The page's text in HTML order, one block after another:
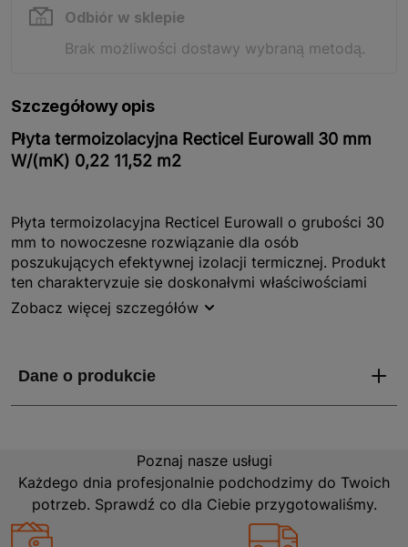
Odbiór w sklepie
Brak możliwości dostawy wybraną metodą.
Szczegółowy opis
Płyta termoizolacyjna Recticel Eurowall 30 mm
W/(mK) 0,22 11,52 m2
Płyta termoizolacyjna Recticel Eurowall o grubości 30
mm to nowoczesne rozwiązanie dla osób
poszukujących efektywnej izolacji termicznej. Produkt
ten charakteryzuje się doskonałymi właściwościami
izolacyjnymi, co czyni go idealnym wyborem do
zastosowań w budownictwie. Dzięki współczynnikowi
przekłada się na niższe koszty ogrzewania. Produkt
jest dostępny w opakowaniach o powierzchni 11,52 m2,
Jakie właściwości i zalety ma Płyta
termoizolacyjna Recticel Eurowall 30 mm?
Zobacz więcej szczegółów
Poznaj nasze usługi
Każdego dnia profesjonalnie podchodzimy do Twoich
potrzeb. Sprawdź co dla Ciebie przygotowaliśmy.